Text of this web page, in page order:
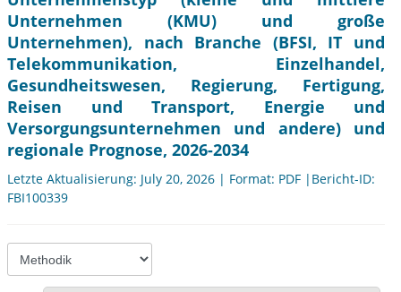
Unternehmen (KMU) und große
Unternehmen), nach Branche (BFSI, IT und
Telekommunikation, Einzelhandel,
Gesundheitswesen, Regierung, Fertigung,
Reisen und Transport, Energie und
Versorgungsunternehmen und andere) und
regionale Prognose, 2026-2034
Letzte Aktualisierung: July 20, 2026 | Format: PDF |Bericht-ID:
FBI100339